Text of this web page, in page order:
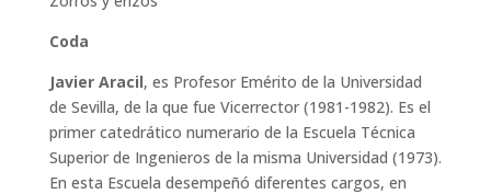
Coda
Javier Aracil, es Profesor Emérito de la Universidad
de Sevilla, de la que fue Vicerrector (1981-1982). Es el
primer catedrático numerario de la Escuela Técnica
Superior de Ingenieros de la misma Universidad (1973).
En esta Escuela desempeñó diferentes cargos, en